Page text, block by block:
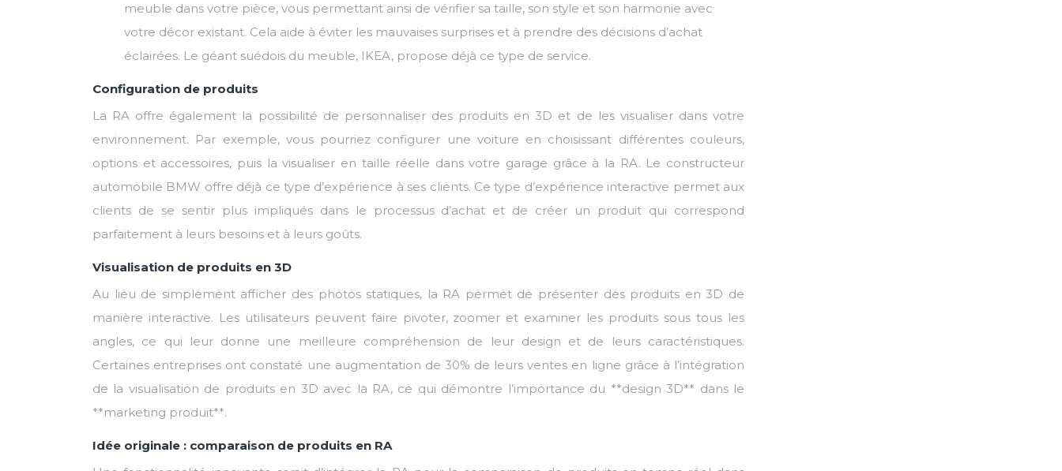
meuble dans votre pièce, vous permettant ainsi de vérifier sa taille, son style et son harmonie avec
votre décor existant. Cela aide à éviter les mauvaises surprises et à prendre des décisions d’achat
éclairées. Le géant suédois du meuble, IKEA, propose déjà ce type de service.
Configuration de produits
La RA offre également la possibilité de personnaliser des produits en 3D et de les visualiser dans votre
environnement. Par exemple, vous pourriez configurer une voiture en choisissant différentes couleurs,
options et accessoires, puis la visualiser en taille réelle dans votre garage grâce à la RA. Le constructeur
automobile BMW offre déjà ce type d’expérience à ses clients. Ce type d’expérience interactive permet aux
clients de se sentir plus impliqués dans le processus d’achat et de créer un produit qui correspond
parfaitement à leurs besoins et à leurs goûts.
Visualisation de produits en 3D
Au lieu de simplement afficher des photos statiques, la RA permet de présenter des produits en 3D de
manière interactive. Les utilisateurs peuvent faire pivoter, zoomer et examiner les produits sous tous les
angles, ce qui leur donne une meilleure compréhension de leur design et de leurs caractéristiques.
Certaines entreprises ont constaté une augmentation de 30% de leurs ventes en ligne grâce à l’intégration
de la visualisation de produits en 3D avec la RA, ce qui démontre l’importance du **design 3D** dans le
**marketing produit**.
Idée originale : comparaison de produits en RA